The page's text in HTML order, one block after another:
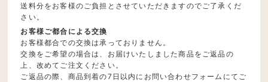
送料分をお客様のご負担とさせていただきますのでご了承くだ
さい。
お客様ご都合による交換
お客様都合での交換は承っておりません。
交換をご希望の場合は、お届けいたしました商品をご返品の
上、改めてご注文ください。
ご返品の際、商品到着の7日以内にお問い合わせフォームにてご